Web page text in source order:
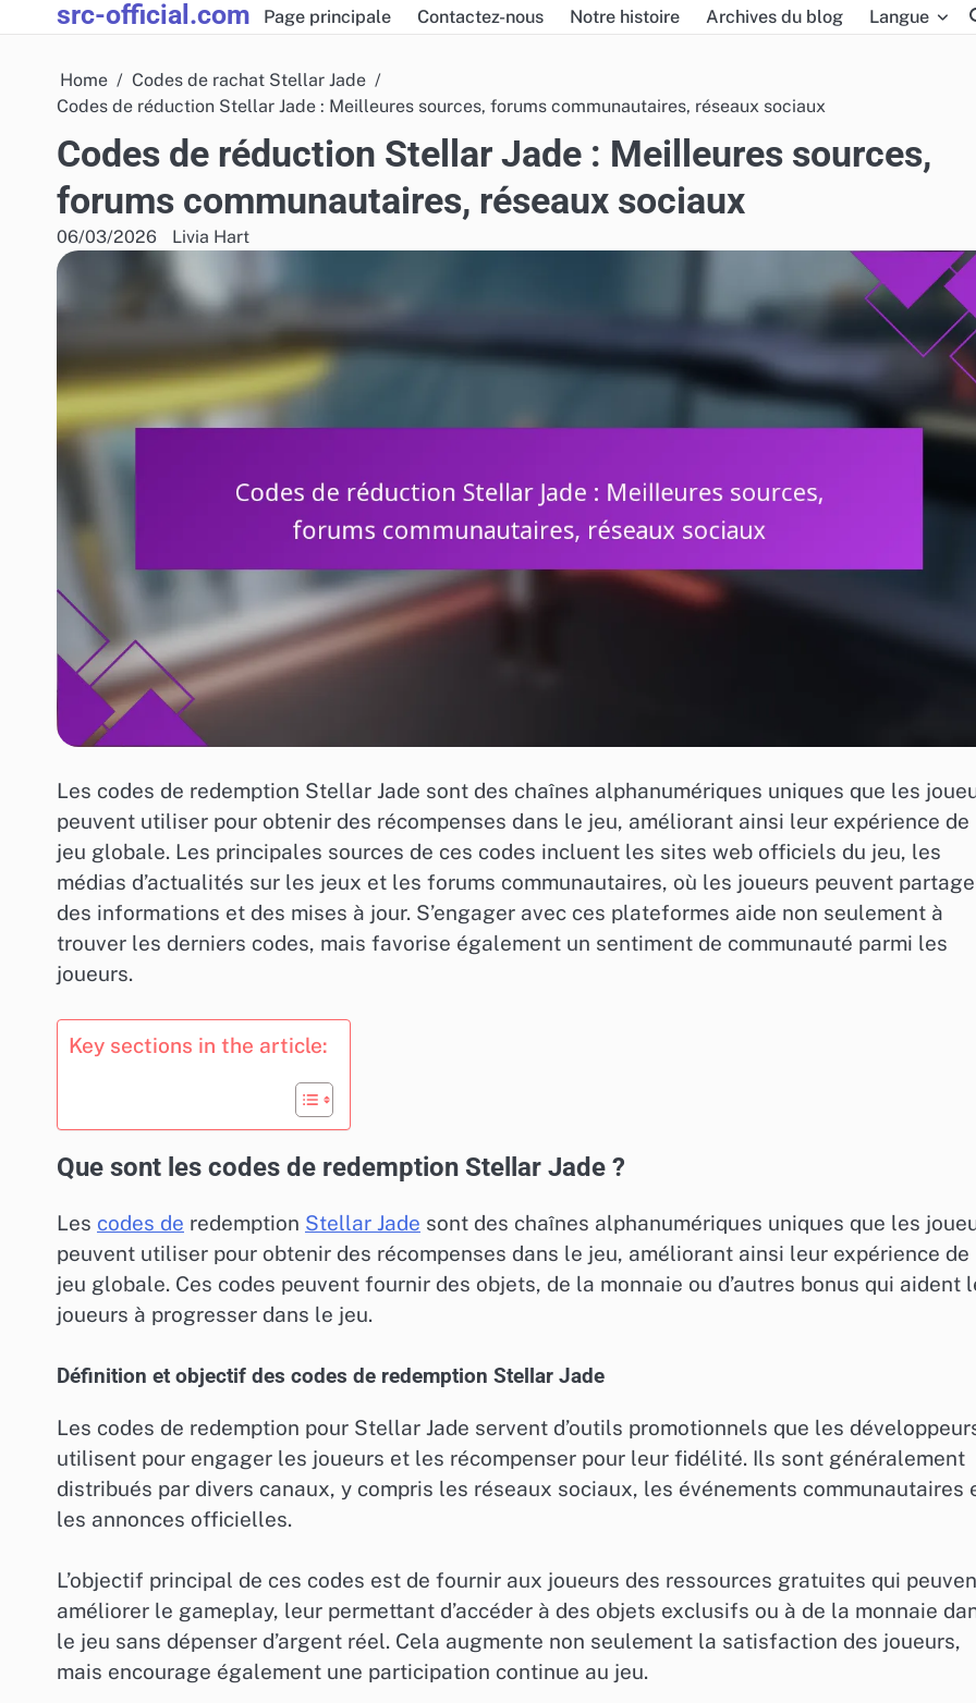
to
src-official.com Page principale Contactez-nous Notre histoire Archives du blog Langue
Home
Codes de rachat Stellar Jade
Codes de réduction Stellar Jade : Meilleures sources, forums communautaires, réseaux sociaux
Codes de réduction Stellar Jade : Meilleures sources,
forums communautaires, réseaux sociaux
06/03/2026 Livia Hart
Les codes de redemption Stellar Jade sont des chaînes alphanumériques uniques que les
peuvent utiliser pour obtenir des récompenses dans le jeu, améliorant ainsi leur expérience de
jeu globale. Les principales sources de ces codes incluent les sites web officiels du jeu, les
médias d’actualités sur les jeux et les forums communautaires, où les joueurs peuvent
des informations et des mises à jour. S’engager avec ces plateformes aide non seulement à
trouver les derniers codes, mais favorise également un sentiment de communauté parmi les
joueurs.
Key sections in the article:
Que sont les codes de redemption Stellar Jade ?
Les codes de redemption Stellar Jade sont des chaînes alphanumériques uniques que les
peuvent utiliser pour obtenir des récompenses dans le jeu, améliorant ainsi leur expérience de
jeu globale. Ces codes peuvent fournir des objets, de la monnaie ou d’autres bonus qui aident
joueurs à progresser dans le jeu.
Définition et objectif des codes de redemption Stellar Jade
Les codes de redemption pour Stellar Jade servent d’outils promotionnels que les
utilisent pour engager les joueurs et les récompenser pour leur fidélité. Ils sont généralement
distribués par divers canaux, y compris les réseaux sociaux, les événements communautaires
les annonces officielles.
L’objectif principal de ces codes est de fournir aux joueurs des ressources gratuites qui
améliorer le gameplay, leur permettant d’accéder à des objets exclusifs ou à de la monnaie
le jeu sans dépenser d’argent réel. Cela augmente non seulement la satisfaction des joueurs,
mais encourage également une participation continue au jeu.